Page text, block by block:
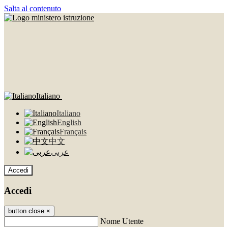
Salta al contenuto
Italiano
Italiano
English
Français
中文
عربى
Accedi
Accedi
button close ×
Nome Utente